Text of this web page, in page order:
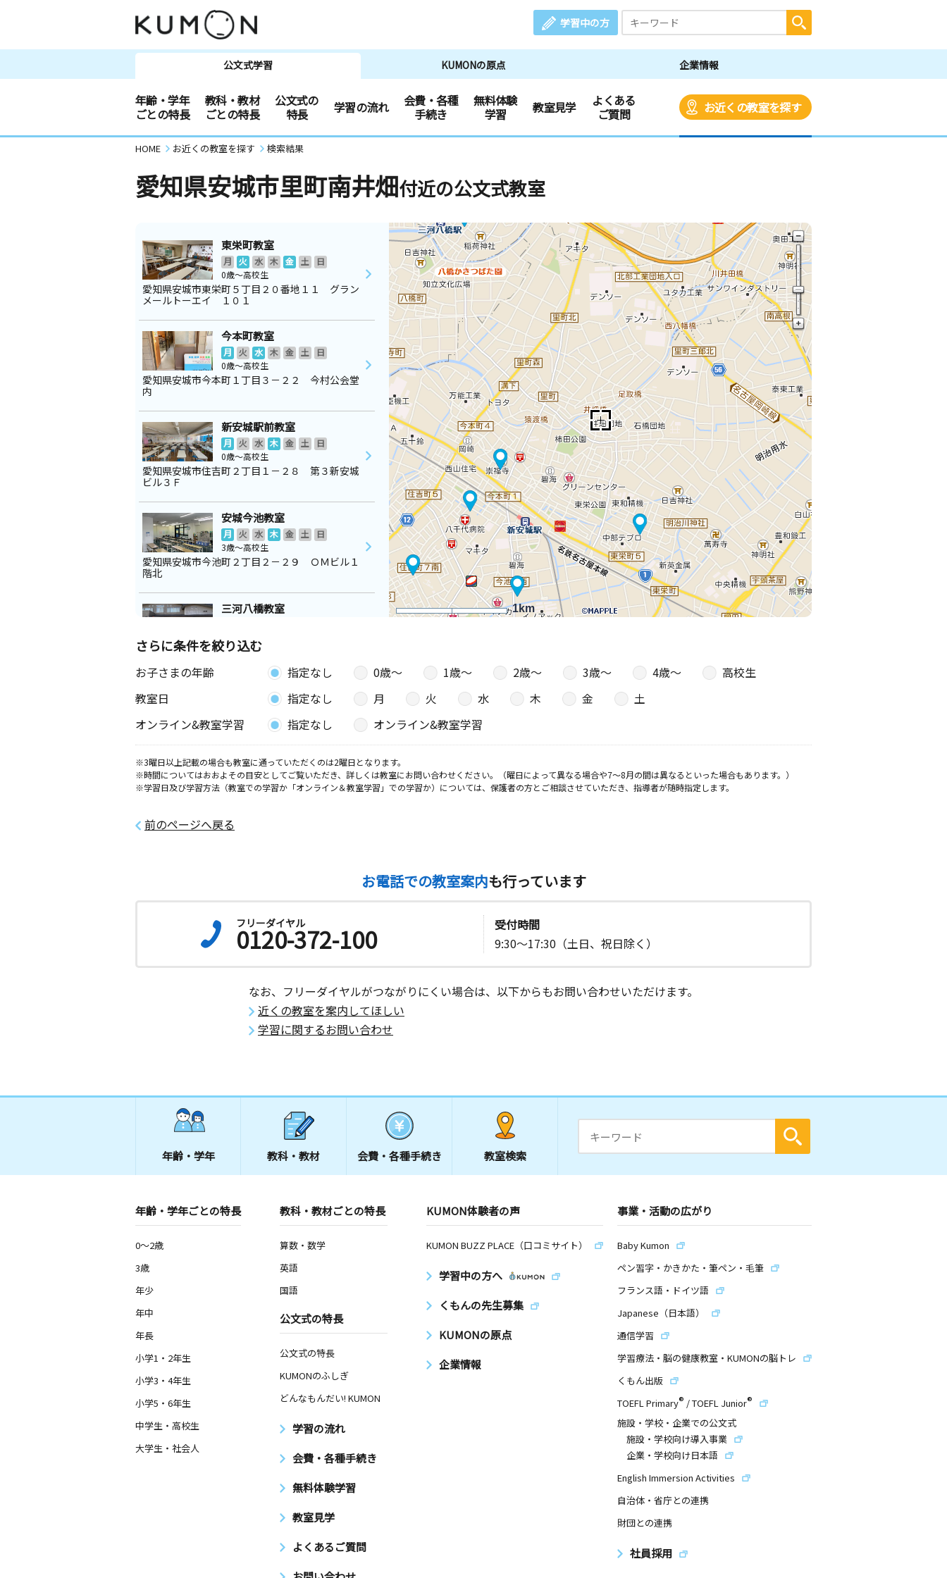
学習中の方
公文式学習 KUMONの原点 企業情報
年齢・学年
ごとの特長
教科・教材
ごとの特長
公文式の
特長
学習の流れ
会費・各種
手続き
無料体験
学習
教室見学
よくある
ご質問
お近くの教室を探す
HOME お近くの教室を探す 検索結果
愛知県安城市里町南井畑付近の公文式教室
1km
東栄町教室
月 火 水 木 金 土
日
0歳～高校生
愛知県安城市東栄町５丁目２０番地１１ グラン
メールトーエイ １０１
今本町教室
月 火 水 木 金 土
日
0歳～高校生
愛知県安城市今本町１丁目３－２２ 今村公会堂
内
新安城駅前教室
月 火 水 木 金 土
日
0歳～高校生
愛知県安城市住吉町２丁目１－２８ 第３新安城
ビル３Ｆ
安城今池教室
月 火 水 木 金 土
日
3歳～高校生
愛知県安城市今池町２丁目２－２９ ＯＭビル１
階北
三河八橋教室
3歳～高校生
愛知県豊田市花園町屋敷６７－１ 花園町区民会
木
3歳～高校生
愛知県安城市篠目町３丁目１１番地７
さらに条件を絞り込む
お子さまの年齢 指定なし 0歳〜 1歳〜 2歳〜 3歳〜 4歳〜
高校生
教室日
指定なし 月 火 水 木 金
土
オンライン&教室学習
指定なし オンライン&教室学習
※3曜日以上記載の場合も教室に通っていただくのは2曜日となります。
※時間についてはおおよその目安としてご覧いただき、詳しくは教室にお問い合わせください。（曜日によって異なる場合や7～8月の間は異なるといった場合もあります。）
※学習日及び学習方法（教室での学習か「オンライン＆教室学習」での学習か）については、保護者の方とご相談させていただき、指導者が随時指定します。
前のページへ戻る
お電話での教室案内も行っています
フリーダイヤル
0120-372-100
受付時間
9:30～17:30（土日、祝日除く）
なお、フリーダイヤルがつながりにくい場合は、以下からもお問い合わせいただけます。
近くの教室を案内してほしい
学習に関するお問い合わせ
年齢・学年 教科・教材 会費・ 各種手続き 教室検索
年齢・学年ごとの特長
0～2歳
3歳
年少
年中
年長
小学1・2年生
小学3・4年生
小学5・6年生
中学生・高校生
大学生・社会人
教科・教材ごとの特長
算数・数学
英語
国語
公文式の特長
公文式の特長
KUMONのふしぎ
どんなもんだい! KUMON
学習の流れ
会費・各種手続き
無料体験学習
教室見学
よくあるご質問
KUMON体験者の声
KUMON BUZZ PLACE（口コミサイト）
学習中の方へ
くもんの先生募集
KUMONの原点
企業情報
事業・活動の広がり
Baby Kumon
ペン習字・かきかた・筆ペン・毛筆
フランス語・ドイツ語
Japanese（日本語）
通信学習
学習療法・脳の健康教室・KUMONの脳トレ
くもん出版
TOEFL Primary® /TOEFL Junior®
施設・学校・企業での公文式
施設・学校向け導入事業
企業・学校向け日本語
English Immersion Activities
自治体・省庁との連携
財団との連携
社員採用